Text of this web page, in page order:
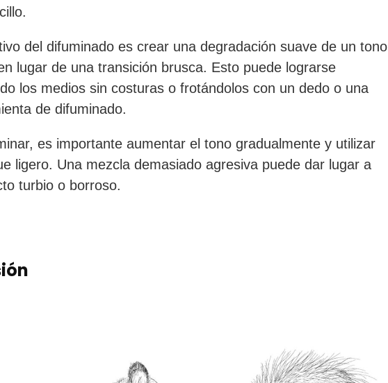
del difuminado es crear una degradación suave de un tono
lugar de una transición brusca. Esto puede lograrse
los medios sin costuras o frotándolos con un dedo o una
de difuminado.
es importante aumentar el tono gradualmente y utilizar
ligero. Una mezcla demasiado agresiva puede dar lugar a
turbio o borroso.